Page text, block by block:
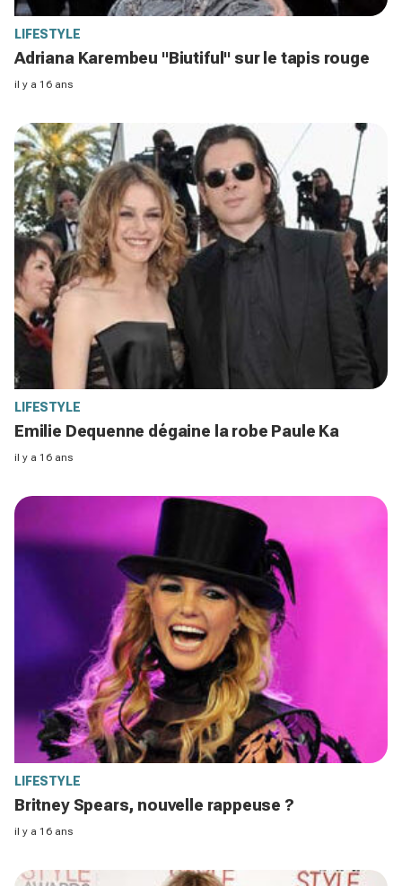
LIFESTYLE
Adriana Karembeu "Biutiful" sur le tapis rouge
il y a 16 ans
LIFESTYLE
Emilie Dequenne dégaine la robe Paule Ka
il y a 16 ans
LIFESTYLE
Britney Spears, nouvelle rappeuse ?
il y a 16 ans